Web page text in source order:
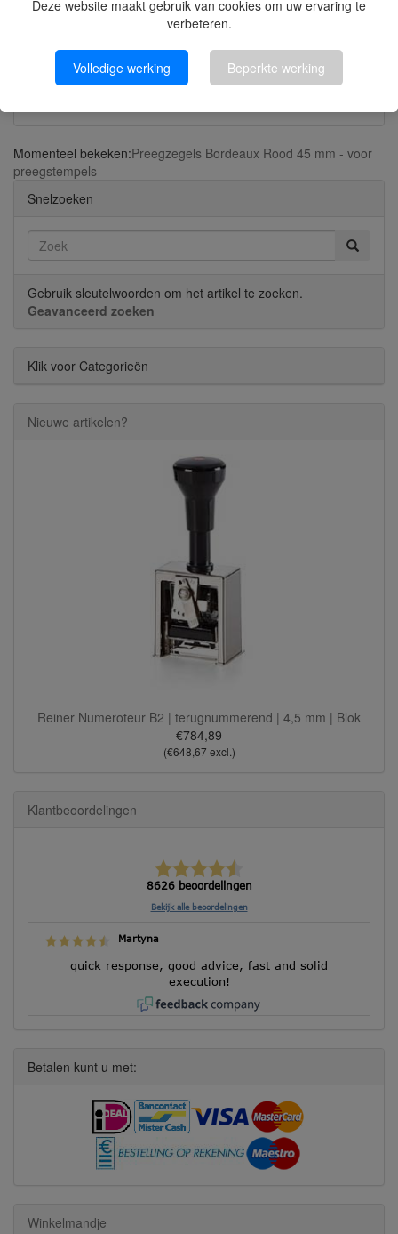
Deze website maakt gebruik van cookies om uw ervaring te
verbeteren.
Volledige werking
Beperkte werking
Momenteel bekeken:Preegzegels Bordeaux Rood 45 mm - voor
preegstempels
Snelzoeken
Gebruik sleutelwoorden om het artikel te zoeken.
Geavanceerd zoeken
Klik voor Categorieën
Nieuwe artikelen?
Reiner Numeroteur B2 | terugnummerend | 4,5 mm | Blok
€784,89
(€648,67 excl.)
Klantbeoordelingen
8626 beoordelingen
Bekijk alle beoordelingen
Martyna
quick response, good advice, fast and solid
execution!
Betalen kunt u met:
Winkelmandje